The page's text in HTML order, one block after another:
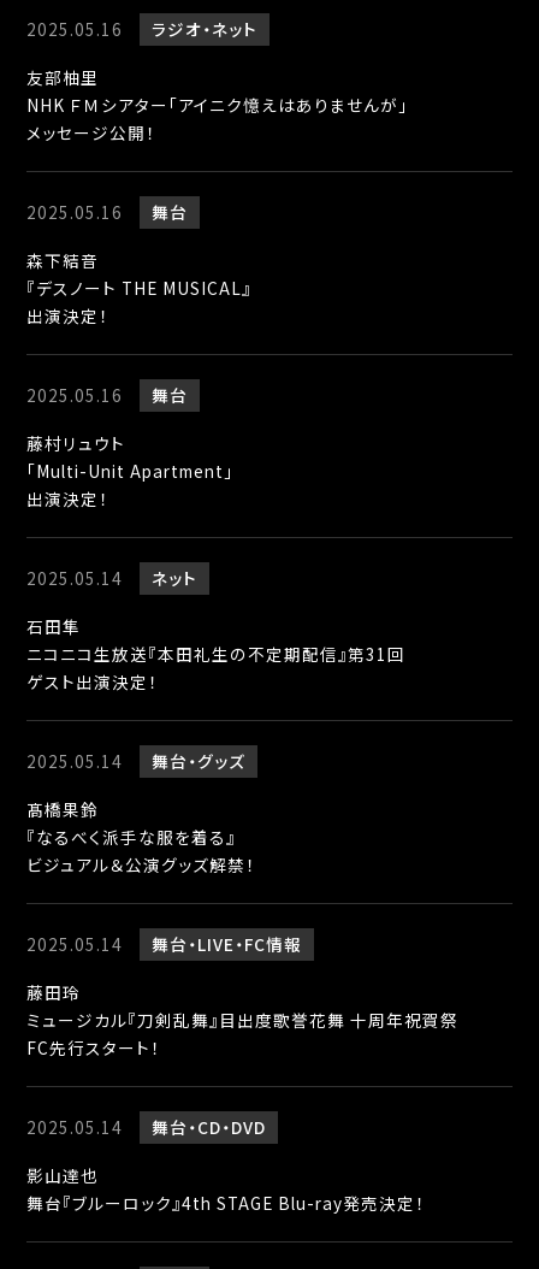
2025.05.16 ラジオ ネット
友部柚里
NHK ＦＭシアター「アイニク憶えはありませんが」
メッセージ公開！
2025.05.16
舞台
森下結音
『デスノート THE MUSICAL』
出演決定！
2025.05.16
舞台
藤村リュウト
「Multi-Unit Apartment」
出演決定！
2025.05.14
ネット
石田隼
ニコニコ生放送『本田礼生の不定期配信』第31回
ゲスト出演決定！
2025.05.14 舞台 グッズ
髙橋果鈴
『なるべく派手な服を着る』
ビジュアル＆公演グッズ解禁！
2025.05.14 舞台 LIVE FC情報
藤田玲
ミュージカル『刀剣乱舞』目出度歌誉花舞 十周年祝賀祭
FC先行スタート！
2025.05.14 舞台 CD・DVD
影山達也
舞台『ブルーロック』4th STAGE Blu-ray発売決定！